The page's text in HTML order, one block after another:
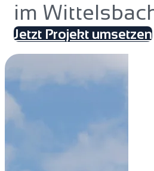
im
Jetzt Projekt umsetzen